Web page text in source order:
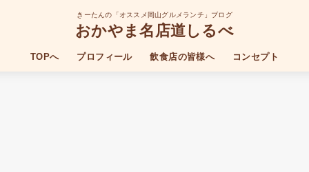
きーたんの「オススメ岡山グルメランチ」ブログ
おかやま名店道しるべ
TOPへ プロフィール 飲食店の皆様へ コンセプト